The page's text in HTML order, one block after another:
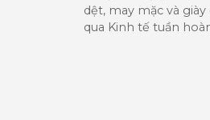
dệt, may mặc và
qua Kinh tế tuần